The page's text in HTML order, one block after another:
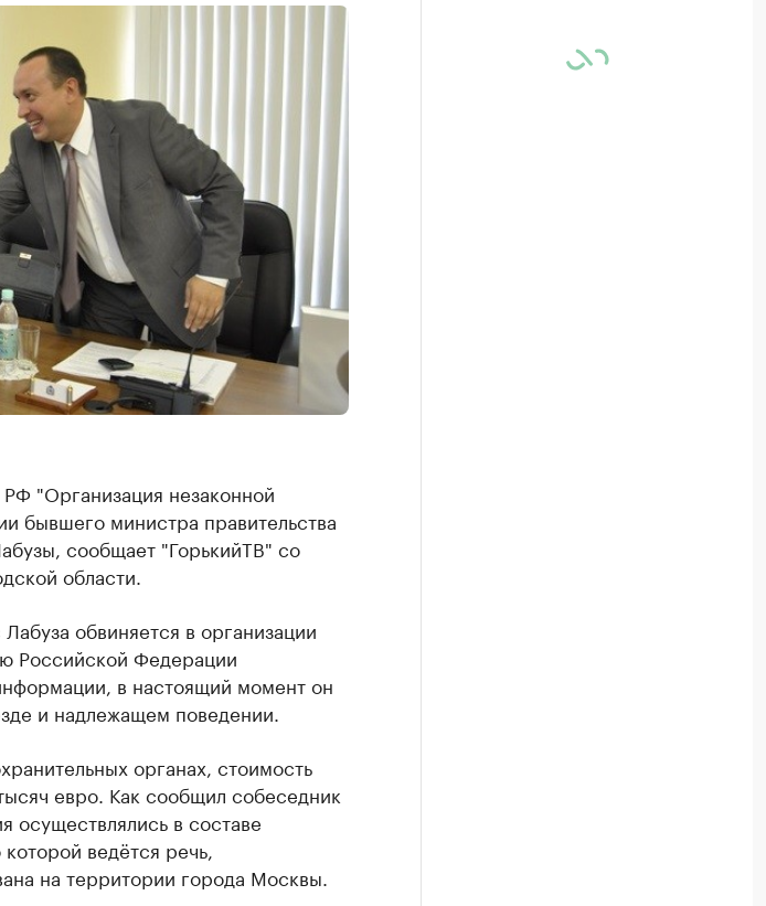
РФ "Организация незаконной
бывшего министра правительства
сообщает "ГорькийТВ" со
области.
обвиняется в организации
Российской Федерации
в настоящий момент он
и надлежащем поведении.
органах, стоимость
евро. Как сообщил собеседник
осуществлялись в составе
ведётся речь,
на территории города Москвы.